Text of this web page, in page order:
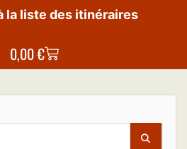
la liste des itinéraires
0,00€